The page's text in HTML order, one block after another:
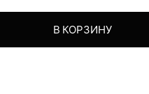
В КОРЗИНУ